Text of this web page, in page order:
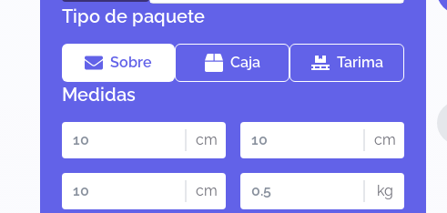
Tipo de paquete
Sobre Caja Tarima
Medidas
cm cm
cm kg